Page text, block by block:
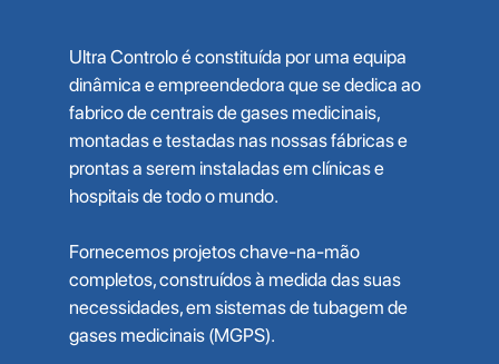
Ultra Controlo é constituída por uma equipa
dinâmica e empreendedora que se dedica ao
fabrico de centrais de gases medicinais,
montadas e testadas nas nossas fábricas e
prontas a serem instaladas em clínicas e
hospitais de todo o mundo.
Fornecemos projetos chave-na-mão
completos, construídos à medida das suas
necessidades, em sistemas de tubagem de
gases medicinais (MGPS).